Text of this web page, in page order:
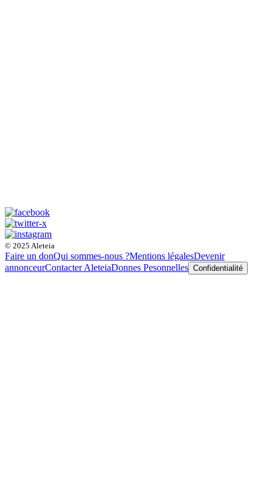
© 2025 Aleteia
Faire un donQui sommes-nous ?Mentions légalesDevenir
annonceurContacter AleteiaDonnes Pesonnelles Confidentialité